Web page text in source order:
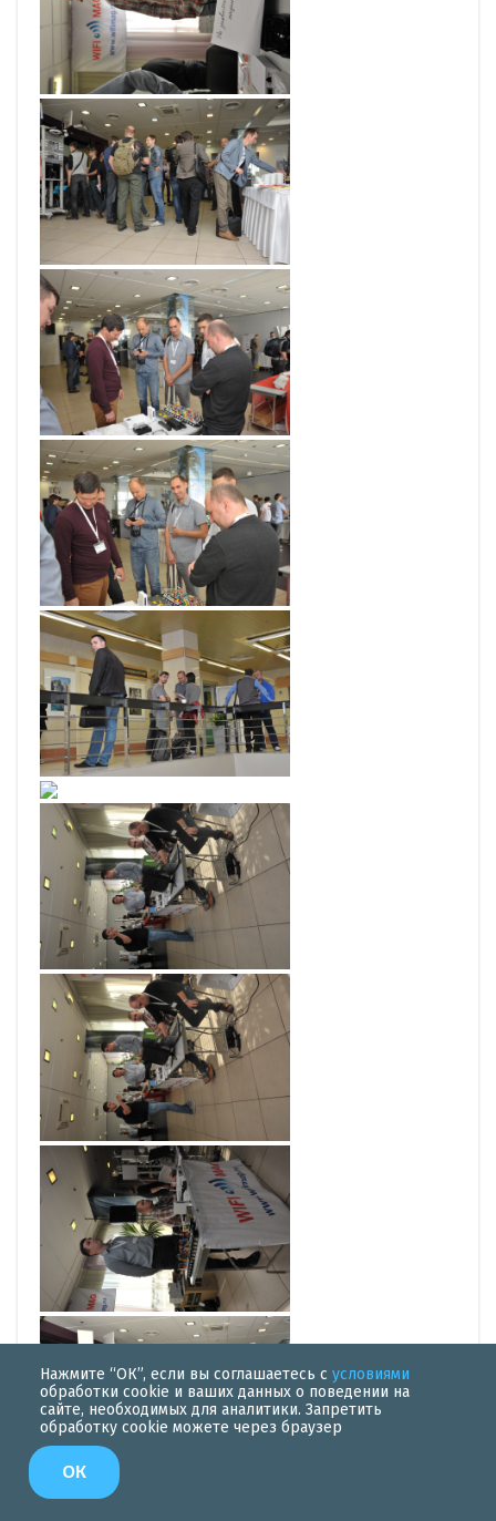
Нажмите “ОК”, если вы соглашаетесь с условиями
обработки cookie и ваших данных о поведении на
сайте, необходимых для аналитики. Запретить
обработку cookie можете через браузер
ОК